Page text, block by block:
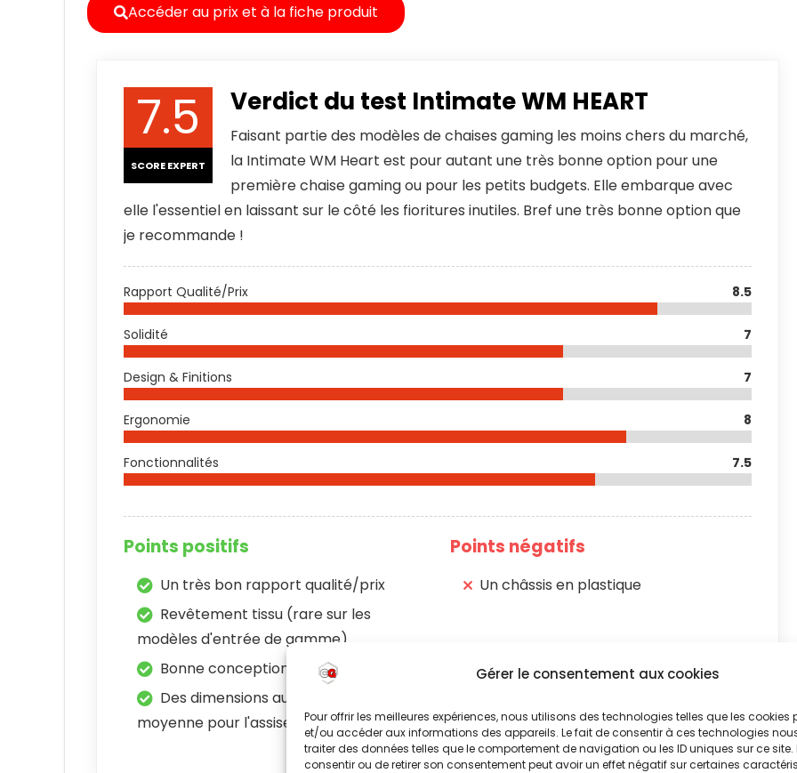
Gérer le consentement aux cookies
Pour offrir les meilleures expériences, nous utilisons des technologies telles que les cookies
et/ou accéder aux informations des appareils. Le fait de consentir à ces technologies
traiter des données telles que le comportement de navigation ou les ID uniques sur ce site.
consentir ou de retirer son consentement peut avoir un effet négatif sur certaines
Accéder au prix et à la fiche produit
7.5
SCORE EXPERT
Verdict du test Intimate WM HEART
Faisant partie des modèles de chaises gaming les moins chers du marché,
la Intimate WM Heart est pour autant une très bonne option pour une
première chaise gaming ou pour les petits budgets. Elle embarque avec
elle l'essentiel en laissant sur le côté les fioritures inutiles. Bref une très bonne option que
je recommande !
Rapport Qualité/Prix 8.5
Solidité 7
Design & Finitions 7
Ergonomie 8
Fonctionnalités 7.5
Points positifs
Un très bon rapport qualité/prix
Revêtement tissu (rare sur les
modèles d'entrée de gamme)
Bonne conception
Des dimensions au-dessus de la
moyenne pour l'assise
Points négatifs
Un châssis en plastique